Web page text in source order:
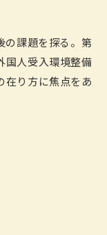
の課題を探る。第
国人受入環境整備
在り方に焦点をあ